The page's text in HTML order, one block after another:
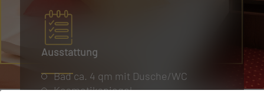
Ausstattung
Bad ca. 4 qm mit Dusche/WC
Kosmetikspiegel